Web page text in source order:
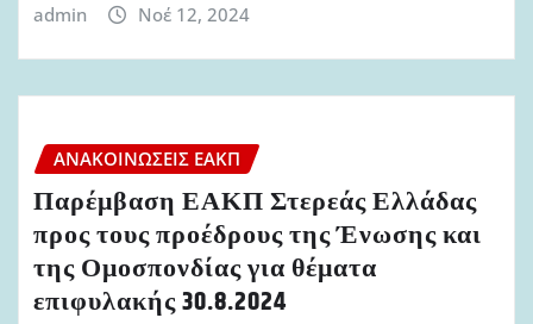
admin Νοέ 12, 2024
ΑΝΑΚΟΙΝΏΣΕΙΣ ΕΑΚΠ
Παρέμβαση ΕΑΚΠ Στερεάς Ελλάδας
προς τους προέδρους της Ένωσης και
της Ομοσπονδίας για θέματα
επιφυλακής 30.8.2024